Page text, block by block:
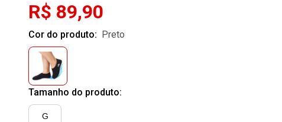
R$ 89,90
Cor do produto: preto
Tamanho do produto:
G